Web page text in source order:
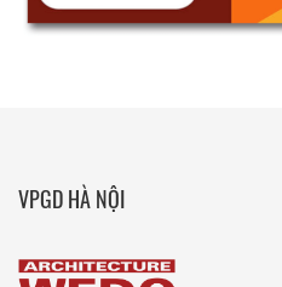
VPGD HÀ NỘI